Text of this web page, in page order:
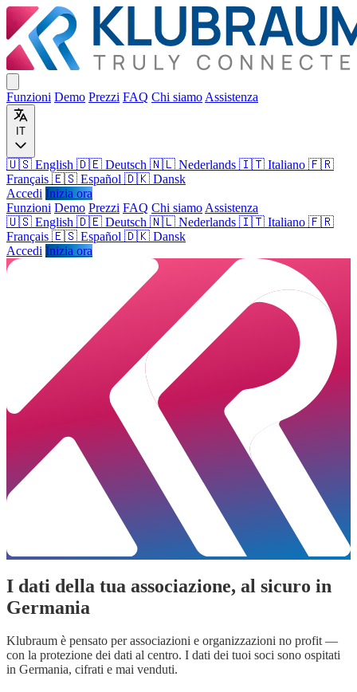
Funzioni Demo Prezzi FAQ Chi siamo Assistenza
IT
🇺🇸 English 🇩🇪 Deutsch 🇳🇱 Nederlands 🇮🇹 Italiano 🇫🇷
Français 🇪🇸 Español 🇩🇰 Dansk
Accedi Inizia ora
Funzioni Demo Prezzi FAQ Chi siamo Assistenza
🇺🇸 English 🇩🇪 Deutsch 🇳🇱 Nederlands 🇮🇹 Italiano 🇫🇷
Français 🇪🇸 Español 🇩🇰 Dansk
Accedi Inizia ora
I dati della tua associazione, al sicuro in
Germania
Klubraum è pensato per associazioni e organizzazioni no profit —
con la protezione dei dati al centro. I dati dei tuoi soci sono ospitati
in Germania, cifrati e mai venduti.